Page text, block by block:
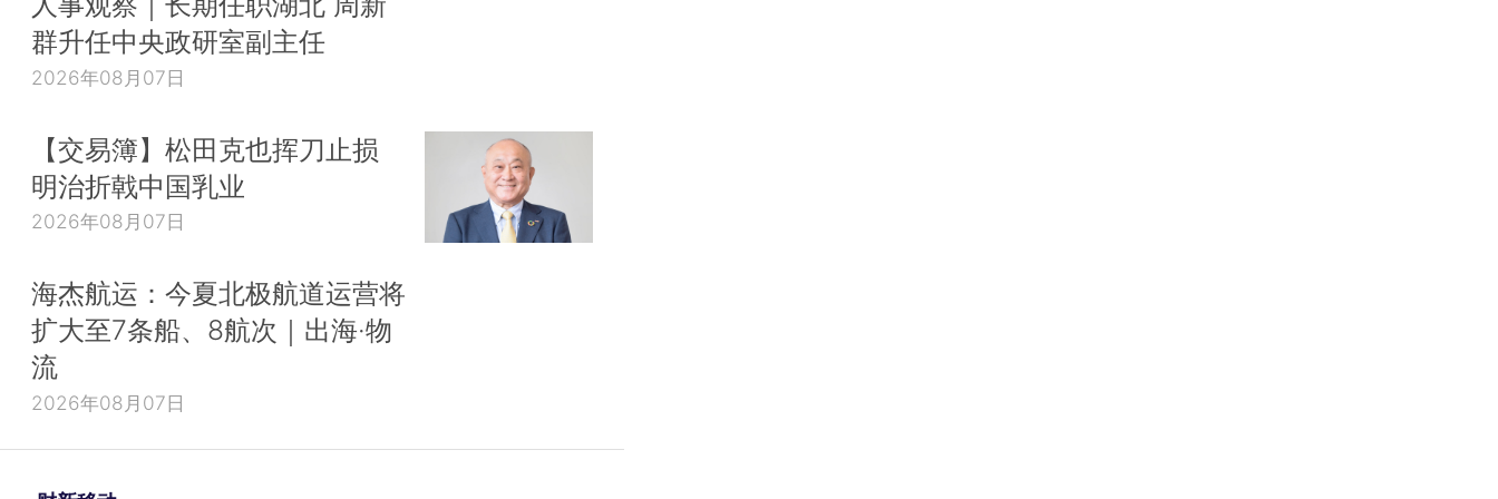
群升任中央政研室副主任
2026年08月07日
【交易簿】松田克也挥刀止损
明治折戟中国乳业
2026年08月07日
海杰航运：今夏北极航道运营将
扩大至7条船、8航次｜出海·物
流
2026年08月07日